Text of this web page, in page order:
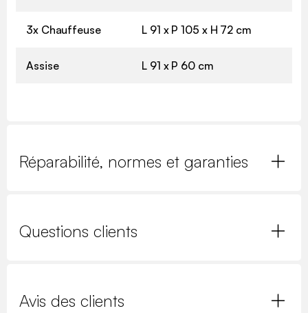
3x Chauffeuse L 91 x P 105 x H 72 cm
Assise L 91 x P 60 cm
Réparabilité, normes et garanties
Questions clients
Avis des clients